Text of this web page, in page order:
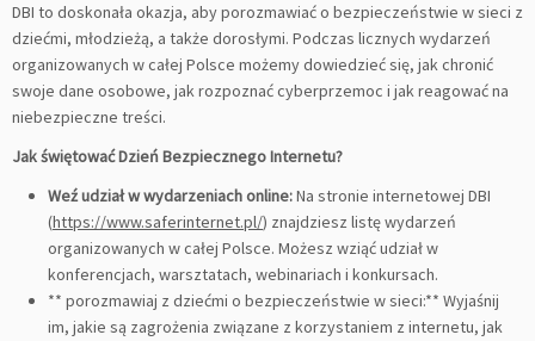
DBI to doskonała okazja, aby porozmawiać o bezpieczeństwie w sieci z
dziećmi, młodzieżą, a także dorosłymi. Podczas licznych wydarzeń
organizowanych w całej Polsce możemy dowiedzieć się, jak chronić
swoje dane osobowe, jak rozpoznać cyberprzemoc i jak reagować na
niebezpieczne treści.
Jak świętować Dzień Bezpiecznego Internetu?
Weź udział w wydarzeniach online:Na stronie internetowej DBI
(https://www.saferinternet.pl/) znajdziesz listę wydarzeń
organizowanych w całej Polsce. Możesz wziąć udział w
konferencjach, warsztatach, webinariach i konkursach.
** porozmawiaj z dziećmi o bezpieczeństwie w sieci:** Wyjaśnij
im, jakie są zagrożenia związane z korzystaniem z internetu, jak